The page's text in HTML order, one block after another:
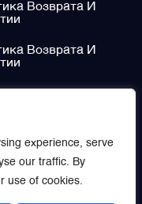
experience, serve
our traffic. By
use of cookies.
Возврата И
Возврата И